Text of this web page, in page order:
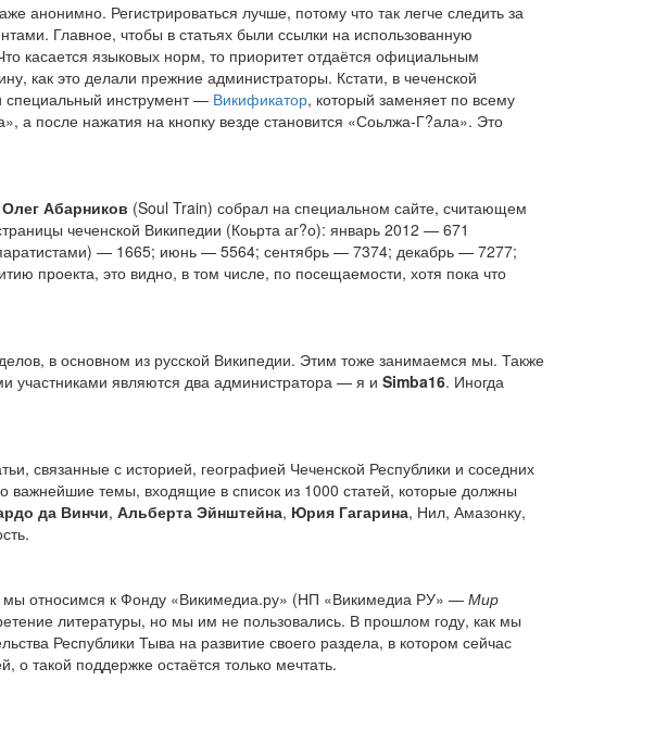
Регистрироваться лучше, потому что так легче следить за
Главное, чтобы в статьях были ссылки на использованную
касается языковых норм, то приоритет отдаётся официальным
как это делали прежние администраторы. Кстати, в чеченской
специальный инструмент — Викификатор, который заменяет по всему
а после нажатия на кнопку везде становится «Соьлжа-Г?ала». Это
Олег Абарников (Soul Train) собрал на специальном сайте, считающем
чеченской Википедии (Коьрта аг?о): январь 2012 — 671
— 1665; июнь — 5564; сентябрь — 7374; декабрь — 7277;
проекта, это видно, в том числе, по посещаемости, хотя пока что
в основном из русской Википедии. Этим тоже занимаемся мы. Также
участниками являются два администратора — я и Simba16. Иногда
связанные с историей, географией Чеченской Республики и соседних
важнейшие темы, входящие в список из 1000 статей, которые должны
да Винчи, Альберта Эйнштейна, Юрия Гагарина, Нил, Амазонку,
относимся к Фонду «Викимедиа.ру» (НП «Викимедиа РУ» — Мир
литературы, но мы им не пользовались. В прошлом году, как мы
Республики Тыва на развитие своего раздела, в котором сейчас
такой поддержке остаётся только мечтать.